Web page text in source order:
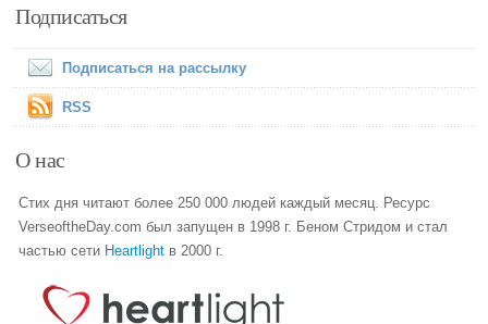
Подписаться
Подписаться на рассылку
RSS
О нас
Стих дня читают более 250 000 людей каждый месяц. Ресурс
VerseoftheDay.com был запущен в 1998 г. Беном Стридом и стал
частью сети Heartlight в 2000 г.